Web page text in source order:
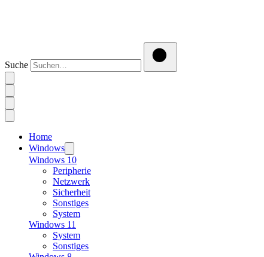
Suche
Home
Windows
Windows 10
Peripherie
Netzwerk
Sicherheit
Sonstiges
System
Windows 11
System
Sonstiges